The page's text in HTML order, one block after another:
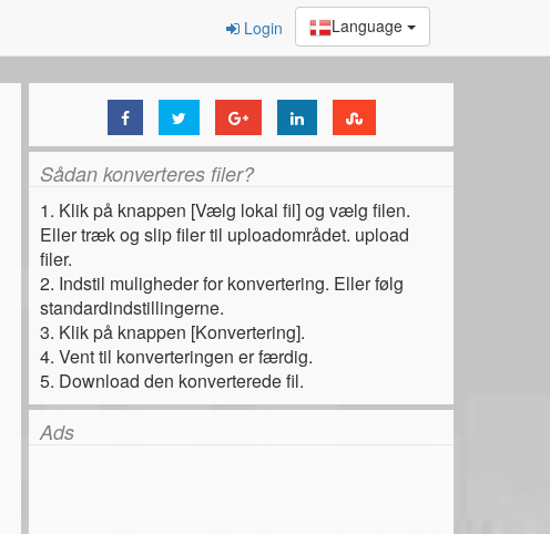
Language
Login
Sådan konverteres filer?
1. Klik på knappen [Vælg lokal fil] og vælg filen.
Eller træk og slip filer til uploadområdet. upload
filer.
2. Indstil muligheder for konvertering. Eller følg
standardindstillingerne.
3. Klik på knappen [Konvertering].
4. Vent til konverteringen er færdig.
5. Download den konverterede fil.
Ads